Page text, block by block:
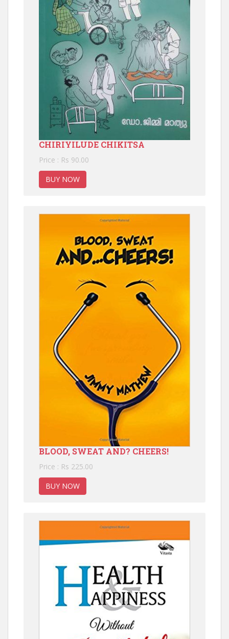
CHIRIYILUDE CHIKITSA
Price : Rs 90.00
BUY NOW
BLOOD, SWEAT AND? CHEERS!
Price : Rs 225.00
BUY NOW